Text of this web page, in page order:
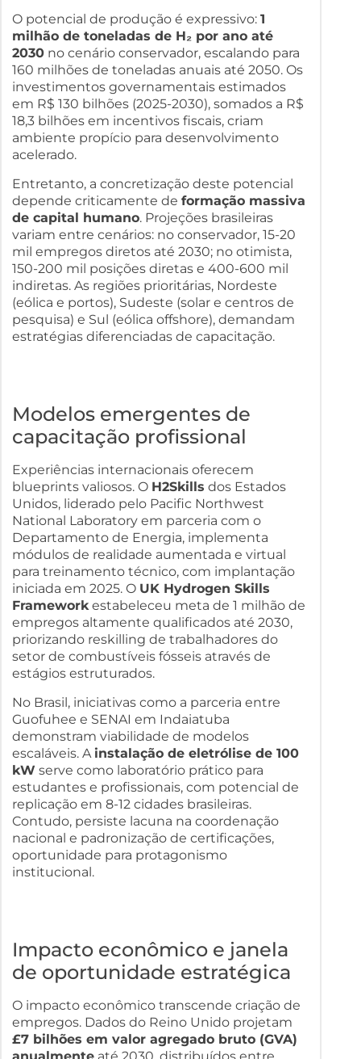
O potencial de produção é expressivo:1
milhão de toneladas de H₂ por ano até
2030 no cenário conservador, escalando para
160 milhões de toneladas anuais até 2050. Os
investimentos governamentais estimados
em R$ 130 bilhões (2025-2030), somados a R$
18,3 bilhões em incentivos fiscais, criam
ambiente propício para desenvolvimento
acelerado.
Entretanto, a concretização deste potencial
depende criticamente deformação massiva
de capital humano. Projeções brasileiras
variam entre cenários: no conservador, 15-20
mil empregos diretos até 2030; no otimista,
150-200 mil posições diretas e 400-600 mil
indiretas. As regiões prioritárias, Nordeste
(eólica e portos), Sudeste (solar e centros de
pesquisa) e Sul (eólica offshore), demandam
estratégias diferenciadas de capacitação.
Modelos emergentes de
capacitação profissional
Experiências internacionais oferecem
blueprints valiosos. O H2Skills dos Estados
Unidos, liderado pelo Pacific Northwest
National Laboratory em parceria com o
Departamento de Energia, implementa
módulos de realidade aumentada e virtual
para treinamento técnico, com implantação
iniciada em 2025. O UK Hydrogen Skills
Frameworkestabeleceu meta de 1 milhão de
empregos altamente qualificados até 2030,
priorizando reskilling de trabalhadores do
setor de combustíveis fósseis através de
estágios estruturados.
No Brasil, iniciativas como a parceria entre
Guofuhee e SENAI em Indaiatuba
demonstram viabilidade de modelos
escaláveis. A instalação de eletrólise de 100
kW serve como laboratório prático para
estudantes e profissionais, com potencial de
replicação em 8-12 cidades brasileiras.
Contudo, persiste lacuna na coordenação
nacional e padronização de certificações,
oportunidade para protagonismo
institucional.
Impacto econômico e janela
de oportunidade estratégica
O impacto econômico transcende criação de
empregos. Dados do Reino Unido projetam
£7 bilhões em valor agregado bruto (GVA)